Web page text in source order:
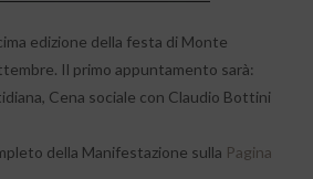
edizione della festa di Monte
Il primo appuntamento sarà:
Cena sociale con Claudio Bottini
della Manifestazione sulla Pagina